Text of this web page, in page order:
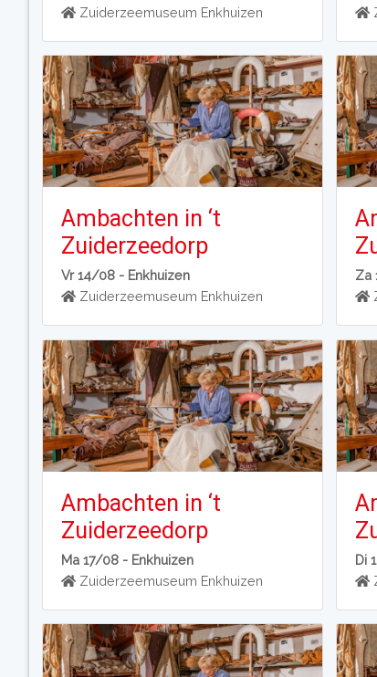
Zuiderzeemuseum Enkhuizen
Ambachten in ‘t
Zuiderzeedorp
Vr 14/08 - Enkhuizen
Zuiderzeemuseum Enkhuizen
Za
Ambachten in ‘t
Zuiderzeedorp
Ma 17/08 - Enkhuizen
Zuiderzeemuseum Enkhuizen
Di